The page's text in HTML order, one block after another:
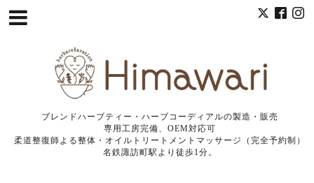
ブレンドハーブティー・ハーブコーディアルの製造・販売
専用工房完備、OEM対応可
柔道整復師よる整体・オイルトリートメントマッサージ（完全予約制）
名鉄諏訪町駅より徒歩1分。